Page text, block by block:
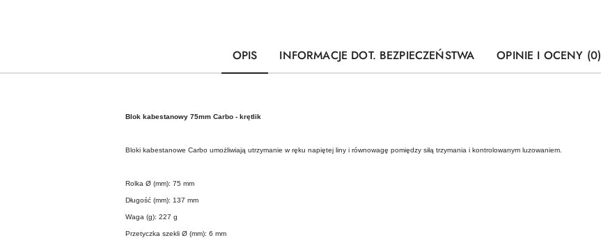
OPIS INFORMACJE DOT. BEZPIECZEŃSTWA OPINIE I OCENY (0)
Blok kabestanowy 75mm Carbo - krętlik
Bloki kabestanowe Carbo umożliwiają utrzymanie w ręku napiętej liny i równowagę pomiędzy siłą trzymania i kontrolowanym luzowaniem.
Rolka Ø (mm): 75 mm
Długość (mm): 137 mm
Waga (g): 227 g
Przetyczka szekli Ø (mm): 6 mm